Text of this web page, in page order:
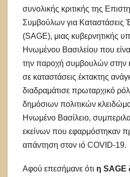
συνολικής κριτικής της
Συμβούλων για Καταστάσεις
(SAGE), μιας κυβερνητικής
Ηνωμένου Βασιλείου που
την παροχή συμβουλών στην
σε καταστάσεις έκτακτης
διαδραμάτισε πρωταρχικό
δημόσιων πολιτικών
Ηνωμένο Βασίλειο,
εκείνων που εφαρμόστηκαν
απάντηση στον ιό COVID-19.
Αφού επεσήμανε ότι η SAGE